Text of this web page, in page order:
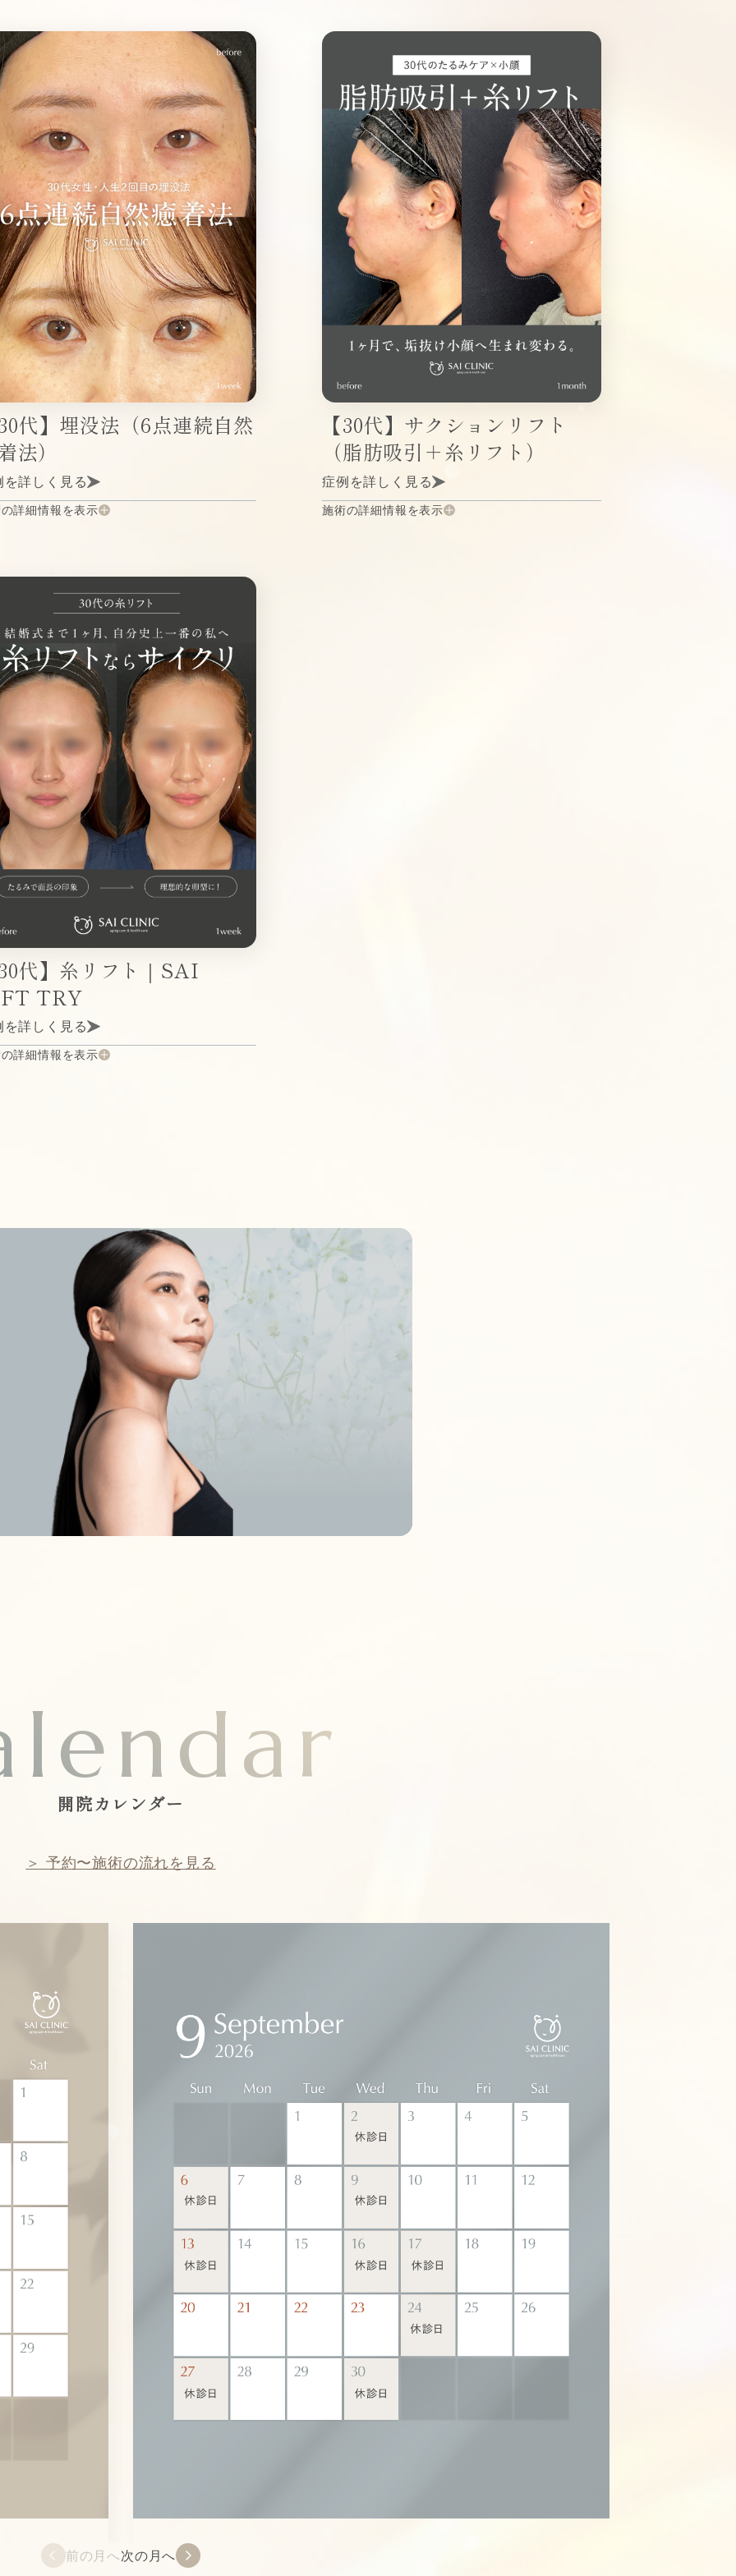
代】埋没法（6点連続自然
法）
を詳しく見る
詳細情報を表示
【30代】サクションリフト
（脂肪吸引＋糸リフト）
症例を詳しく見る
施術の詳細情報を表示
代】糸リフト｜SAI
TRY
を詳しく見る
詳細情報を表示
開院カレンダー
＞ 予約〜施術の流れを見る
前の月へ次の月へ